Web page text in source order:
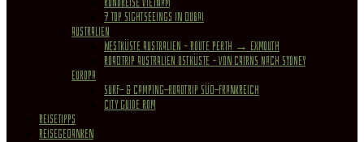
7 Top Sightseeings in Dubai
Australien
Westküste Australien – Route Perth → Exmouth
Roadtrip Australien Ostküste – von Cairns nach Sydney
Europa
Surf- & Camping-Roadtrip Süd-Frankreich
City Guide Rom
REISETIPPS
REISEGEDANKEN